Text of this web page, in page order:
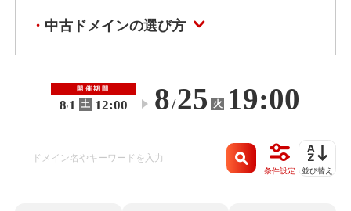
中古ドメインの選び方
開催期間
8/1 土 12:00 〜 8/25 火 19:00
条件設定 並び替え